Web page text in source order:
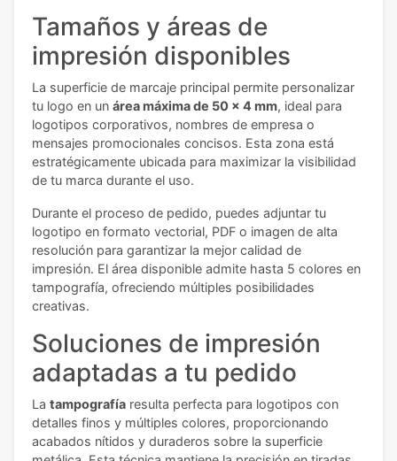
Tamaños y áreas de
impresión disponibles
La superficie de marcaje principal permite personalizar
tu logo en un área máxima de 50 x 4 mm, ideal para
logotipos corporativos, nombres de empresa o
mensajes promocionales concisos. Esta zona está
estratégicamente ubicada para maximizar la visibilidad
de tu marca durante el uso.
Durante el proceso de pedido, puedes adjuntar tu
logotipo en formato vectorial, PDF o imagen de alta
resolución para garantizar la mejor calidad de
impresión. El área disponible admite hasta 5 colores en
tampografía, ofreciendo múltiples posibilidades
creativas.
Soluciones de impresión
adaptadas a tu pedido
La tampografía resulta perfecta para logotipos con
detalles finos y múltiples colores, proporcionando
acabados nítidos y duraderos sobre la superficie